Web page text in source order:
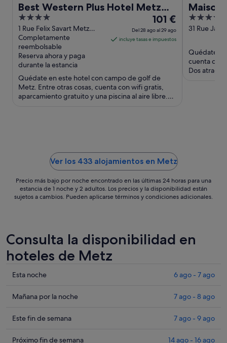
Best Western Plus Hotel Metz
Technopole
4
out
of
5
1 Rue Felix Savart Metz
Moselle
Completamente
reembolsable
Reserva ahora y paga
durante la estancia
El
precio
es
noche
del
101 €
Del 28 ago al 29 ago
incluye tasas e impuestos
Quédate en este hotel con campo de golf de
Metz. Entre otras cosas, cuenta con wifi gratis,
aparcamiento gratuito y una piscina al aire libre.
Maison
4
out
5
31 Rue
Quédate
cuenta con
Dos
Ver los 433 alojamientos en Metz
Precio más bajo por noche encontrado en las últimas 24 horas para una
estancia de 1 noche y 2 adultos. Los precios y la disponibilidad están
sujetos a cambios. Pueden aplicarse términos y condiciones adicionales.
Consulta la disponibilidad en
hoteles de Metz
Comprueba
precios
Metz
esta
Esta noche 6 ago - 7 ago
Comprueba
precios
Metz
Mañana por la noche 7 ago - 8 ago
Comprueba
precios
Este fin de semana 7 ago - 9 ago
Comprueba
Próximo fin de semana 14 ago - 16 ago